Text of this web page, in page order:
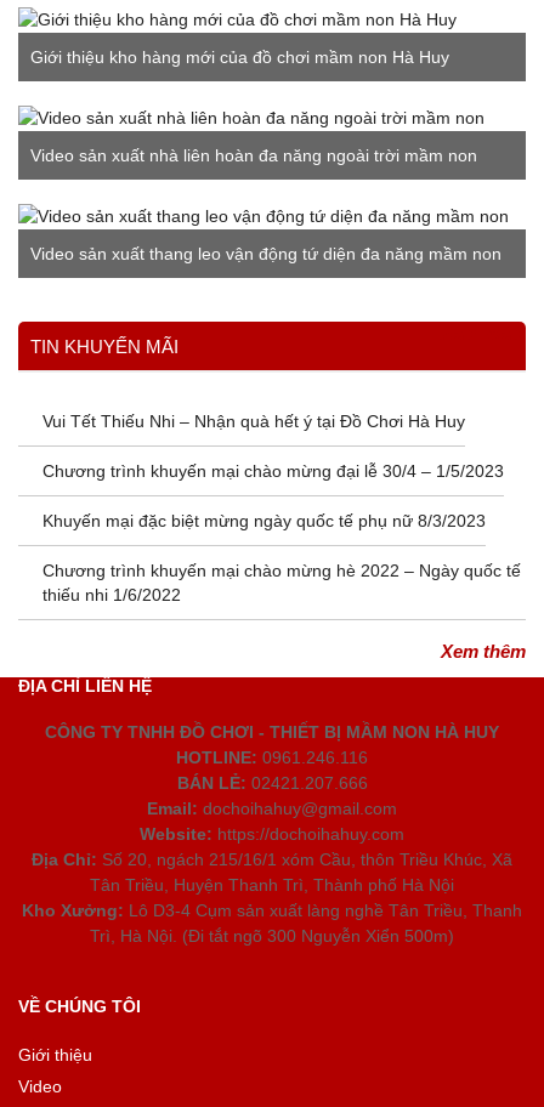
Giới thiệu kho hàng mới của đồ chơi mầm non Hà Huy
Video sản xuất nhà liên hoàn đa năng ngoài trời mầm non
Video sản xuất thang leo vận động tứ diện đa năng mầm non
Xem thêm
TIN KHUYẾN MÃI
Vui Tết Thiếu Nhi – Nhận quà hết ý tại Đồ Chơi Hà Huy
Chương trình khuyến mại chào mừng đại lễ 30/4 – 1/5/2023
Khuyến mại đặc biệt mừng ngày quốc tế phụ nữ 8/3/2023
Chương trình khuyến mại chào mừng hè 2022 – Ngày quốc tế
thiếu nhi 1/6/2022
Xem thêm
ĐỊA CHỈ LIÊN HỆ
CÔNG TY TNHH ĐỒ CHƠI - THIẾT BỊ MẦM NON HÀ HUY
HOTLINE: 0961.246.116
BÁN LẺ: 02421.207.666
Email: dochoihahuy@gmail.com
Website: https://dochoihahuy.com
Địa Chỉ: Số 20, ngách 215/16/1 xóm Cầu, thôn Triều Khúc, Xã
Tân Triều, Huyện Thanh Trì, Thành phố Hà Nội
Kho Xưởng: Lô D3-4 Cụm sản xuất làng nghề Tân Triều, Thanh
Trì, Hà Nội. (Đi tắt ngõ 300 Nguyễn Xiển 500m)
VỀ CHÚNG TÔI
Giới thiệu
Video